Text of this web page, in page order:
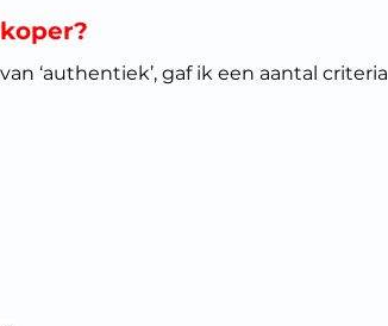
‘authentiek’, gaf ik een aantal criteria